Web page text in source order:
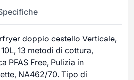
doppio cestello Verticale,
13 metodi di cottura,
PFAS Free, Pulizia in
NA462/70. Tipo di